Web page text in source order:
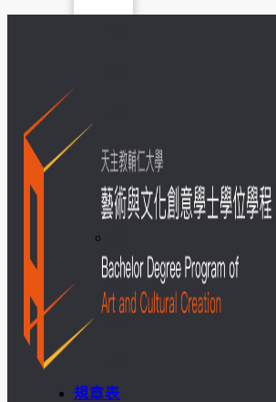
活
動
談
規章表